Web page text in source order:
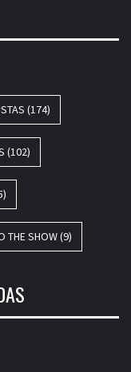
(174)
(102)
THE SHOW(9)